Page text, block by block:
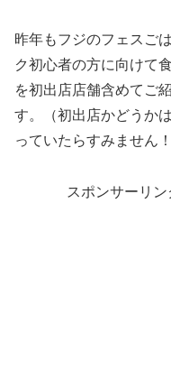
昨年もフジのフェスご
ク初心者の方に向けて
を初出店店舗含めてご
す。（初出店かどうか
っていたらすみません
スポンサーリン